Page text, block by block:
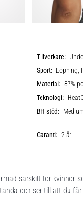
Tillverkare:
Sport: Löpning,
Material: 87%
Teknologi:
BH stöd:
Garanti: 2 år
särskilt för kvinnor
och ser till att du